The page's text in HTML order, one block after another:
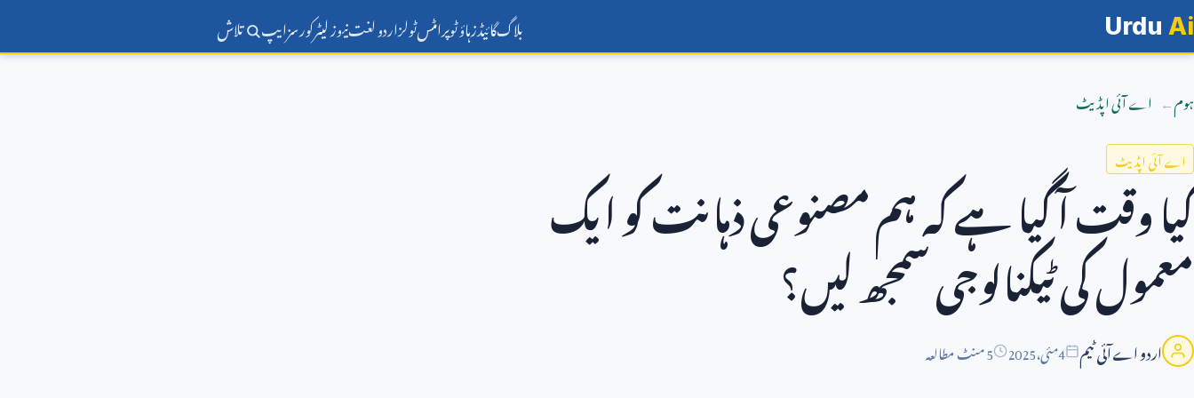
Urdu Ai بلاگگائیڈزہاؤ ٹوپرامٹسٹولزاردو لغتنیوز لیٹرکورسزایپ تلاش
ہوم اے آئی اپڈیٹ
اے آئی اپڈیٹ
کیا وقت آ گیا ہے کہ ہم مصنوعی ذہانت کو ایک
معمول کی ٹیکنالوجی سمجھ لیں؟
اردو اے آئی ٹیم 4مئی،2025 5 منٹ مطالعہ